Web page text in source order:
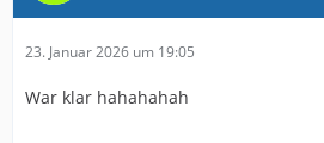
23. Januar 2026 um 19:05
War klar hahahahah